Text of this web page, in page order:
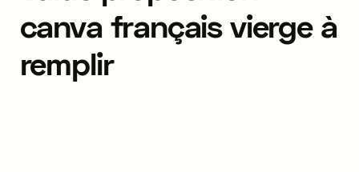
canva français vierge à
remplir